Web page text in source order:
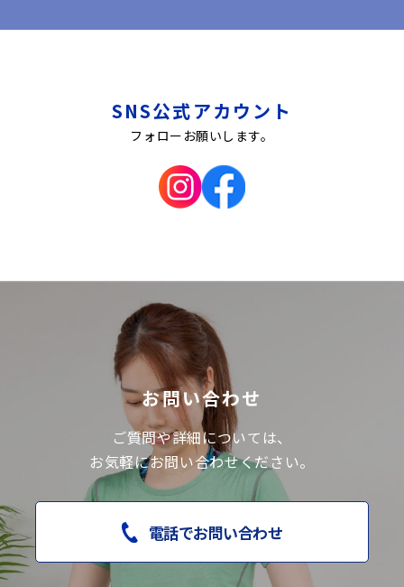
SNS公式アカウント
フォローお願いします。
お問い合わせ
ご質問や詳細については、
お気軽にお問い合わせください。
電話でお問い合わせ